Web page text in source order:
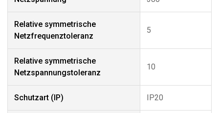
Relative symmetrische
Netzfrequenztoleranz
5
Relative symmetrische
Netzspannungstoleranz
10
Schutzart (IP) IP20